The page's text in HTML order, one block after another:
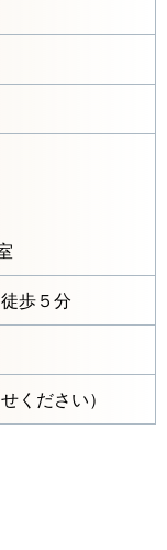
歩５分
ください）